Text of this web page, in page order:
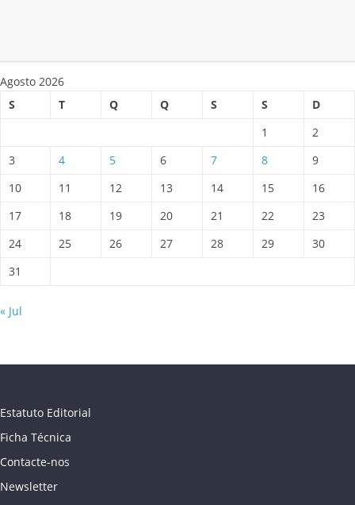
Agosto 2026
S
T Q Q S S
D
1
2
3
4 5 6 7 8
9
10
11 12 13 14 15
16
17
18 19 20 21 22
23
24
25 26 27 28 29
30
31
« Jul
Estatuto Editorial
Ficha Técnica
Contacte-nos
Newsletter